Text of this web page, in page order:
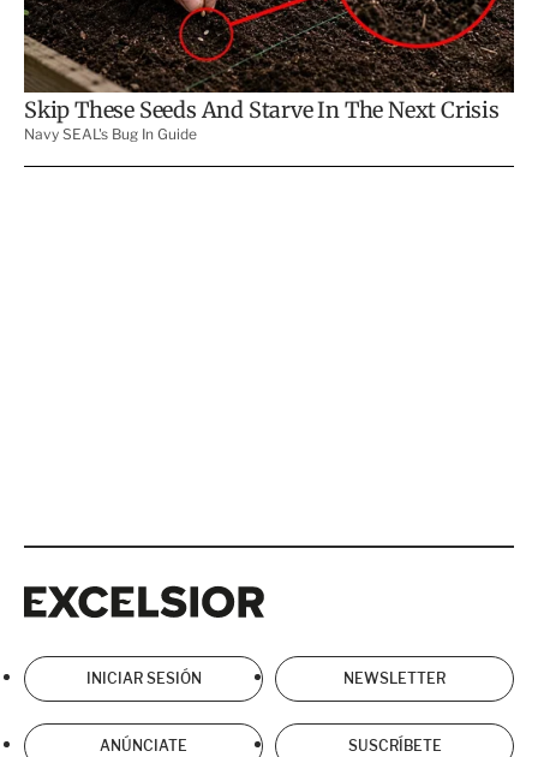
INICIAR SESIÓN NEWSLETTER
ANÚNCIATE SUSCRÍBETE